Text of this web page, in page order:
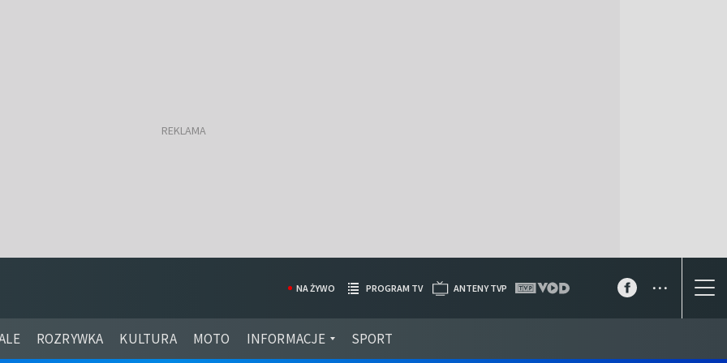
ROZRYWKA KULTURA MOTO INFORMACJE SPORT
NA ŻYWO PROGRAM TV ANTENY TVP ...